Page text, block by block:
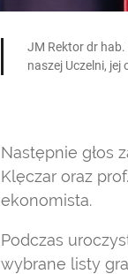
JM Rektor dr hab.
naszej Uczelni,
Następnie głos
Klęczar oraz
ekonomista.
Podczas
wybrane listy